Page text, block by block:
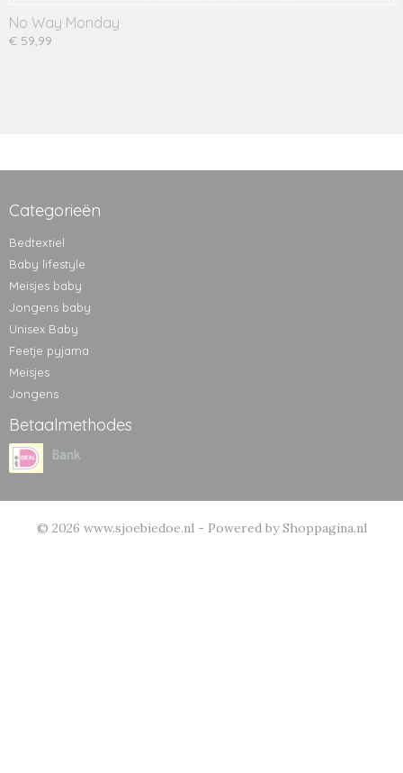
No Way Monday
€ 59,99
Categorieën
Bedtextiel
Baby lifestyle
Meisjes baby
Jongens baby
Unisex Baby
Feetje pyjama
Meisjes
Jongens
Betaalmethodes
© 2026 www.sjoebiedoe.nl - Powered by Shoppagina.nl